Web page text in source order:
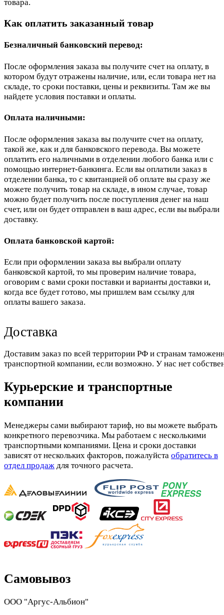
товара.
Как оплатить заказанный товар
Безналичный банковский перевод:
После оформления заказа вы получите счет на оплату, в
котором будут отражены наличие, или, если товара нет на
складе, то сроки поставки, цены и реквизиты. Там же вы
найдете условия поставки и оплаты.
Оплата наличными:
После оформления заказа вы получите счет на оплату,
такой же, как и для банковского перевода. Вы можете
оплатить его наличными в отделении любого банка или с
помощью интернет-банкинга. Если вы оплатили заказ в
отделении банка, то с квитанцией об оплате вы сразу же
можете получить товар на складе, в ином случае, товар
можно будет получить после поступления денег на наш
счет, или он будет отправлен в ваш адрес, если вы выбрали
доставку.
Оплата банковской картой:
Если при оформлении заказа вы выбрали оплату
банковской картой, то мы проверим наличие товара,
оговорим с вами сроки поставки и варианты доставки и,
когда все будет готово, мы пришлем вам ссылку для
оплаты вашего заказа.
Доставка
Доставим заказ по всей территории РФ и странам
транспортной компании, если возможно. У нас нет
Курьерские и транспортные
компании
Менеджеры сами выбирают тариф, но вы можете выбрать
конкретного перевозчика. Мы работаем с несколькими
транспортными компаниями. Цена и сроки доставки
зависят от нескольких факторов, пожалуйста обратитесь в
отдел продаж для точного расчета.
Самовывоз
ООО "Аргус-Альбион"